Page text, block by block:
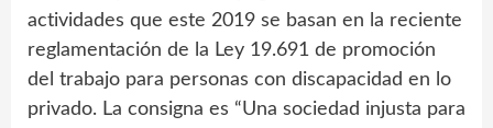
actividades que este 2019 se basan en la reciente
reglamentación de la Ley 19.691 de promoción
del trabajo para personas con discapacidad en lo
privado. La consigna es “Una sociedad injusta para